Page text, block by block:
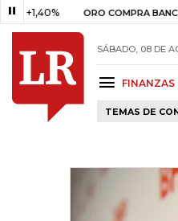
ORO COMPRA BANCO DE LA
SÁBADO, 08 DE
FINANZAS
TEMAS DE